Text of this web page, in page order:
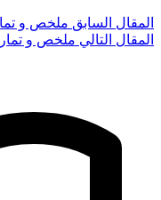
المقال السابق ملخص و
المقال التالي ملخص و